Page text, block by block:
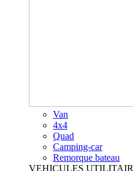
Van
4x4
Quad
Camping-car
Remorque bateau
VEHICULES